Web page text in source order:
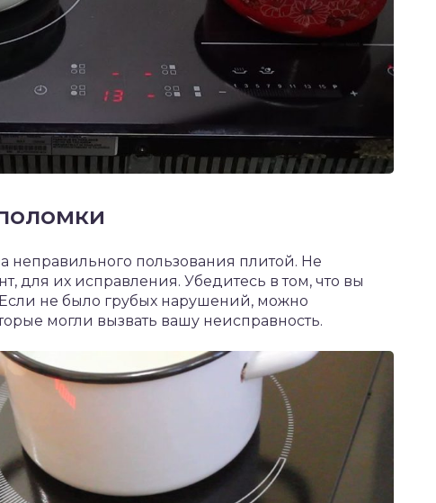
пользования плитой. Не
для их исправления. Убедитесь в том, что вы
не было грубых нарушений, можно
могли вызвать вашу неисправность.